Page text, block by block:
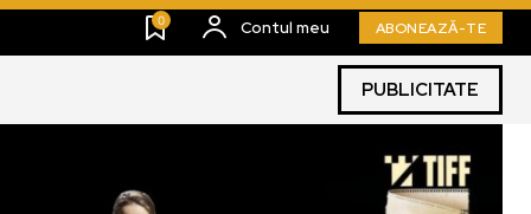
0 Contul meu ABONEAZĂ-TE
PUBLICITATE